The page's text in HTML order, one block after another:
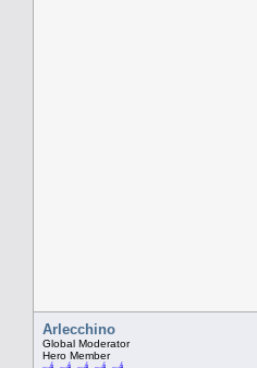
Arlecchino
Global Moderator
Hero Member